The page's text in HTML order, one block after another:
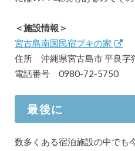
＜施設情報＞
宮古島南国民宿プキの家
住所 沖縄県宮古島市 平良字
電話番号 0980-72-5750
最後に
数多くある宿泊施設の中でも